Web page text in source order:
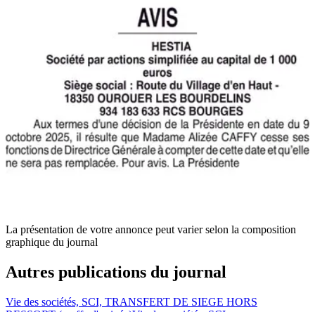
La présentation de votre annonce peut varier selon la composition
graphique du journal
Autres publications du journal
Vie des sociétés, SCI, TRANSFERT DE SIEGE HORS